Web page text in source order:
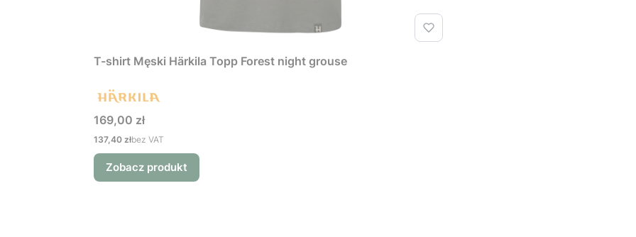
T-shirt Męski Härkila Topp Forest night grouse
Cena
169,00 zł
Cena
137,40 złbez VAT
Zobacz produkt